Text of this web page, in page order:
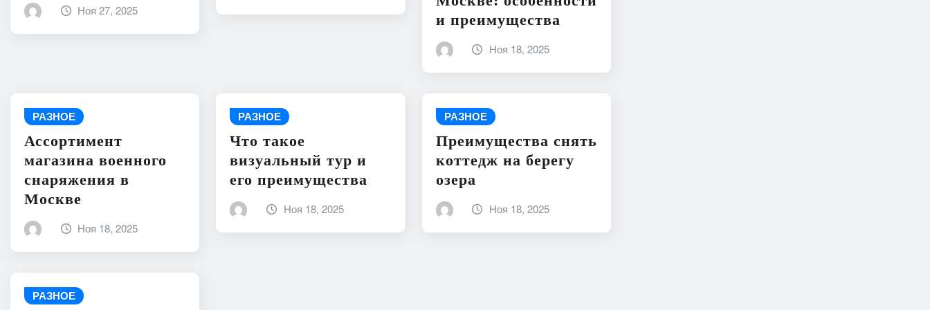
Ноя 27, 2025
и преимущества
Ноя 18, 2025
РАЗНОЕ
Ассортимент
магазина военного
снаряжения в
Москве
Ноя 18, 2025
РАЗНОЕ
Что такое
визуальный тур и
его преимущества
Ноя 18, 2025
РАЗНОЕ
Преимущества снять
коттедж на берегу
озера
Ноя 18, 2025
РАЗНОЕ